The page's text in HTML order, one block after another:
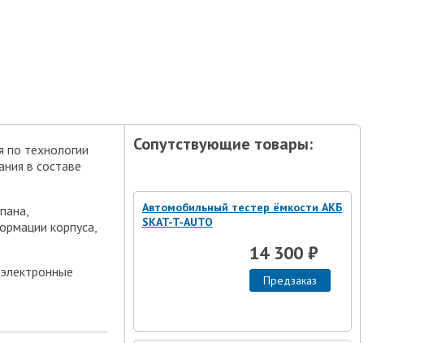
Сопутствующие товары:
Автомобильный тестер ёмкости АКБ
SKAT-T-AUTO
14 300 ₽
Предзаказ
по технологии
в составе
корпуса,